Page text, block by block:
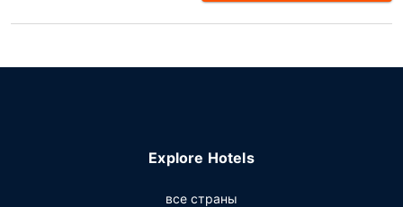
Explore Hotels
все страны